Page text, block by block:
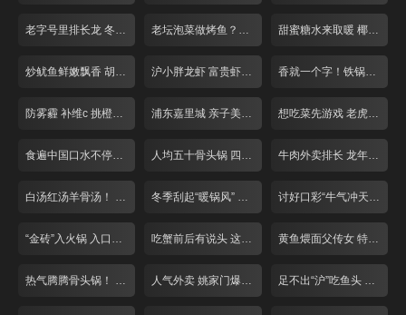
老字号里排长龙 冬至吃碗“暖汤圆”！ 老坛泡菜做烤鱼？重庆奶奶好手艺 甜蜜糖水来取暖 椰皇用来煮汤圆？
炒鱿鱼鲜嫩飘香 胡椒饼芝士爆浆 沪小胖龙虾 富贵虾 适合夜宵聚会 香就一个字！铁锅烧制锅巴饭！
防雾霾 补维c 挑橙吃橘有窍门！ 浦东嘉里城 亲子美味好去处！ 想吃菜先游戏 老虎棒子鸡！
食遍中国口水不停！带你领略各省经典菜品 人均五十骨头锅 四根大骨配菜多！ 牛肉外卖排长 龙年味冷菜摆一盘
白汤红汤羊骨汤！ “羊气”十足来补身！ 冬季刮起“暖锅风” 掀起你的“盖头”来 讨好口彩“牛气冲天”! 张飞牛肉面
“金砖”入火锅 入口就是鲜香辣 吃蟹前后有说头 这些道理你懂吗？ 黄鱼煨面父传女 特色小笼人气旺
热气腾腾骨头锅！ 人均40就管饱！ 人气外卖 姚家门爆鱼付记鲜丸 足不出“沪”吃鱼头 冬季滋补第一汤！